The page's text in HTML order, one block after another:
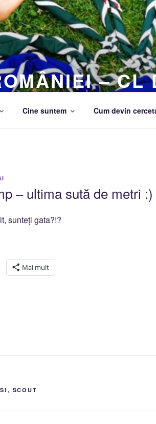
– CL
Cine suntem Cum devin
– ultima sută de metri :)
sunteți gata?!?
Mai mult
, SCOUT